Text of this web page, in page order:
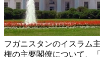
フガニスタンのイスラム
権の主要閣僚について、